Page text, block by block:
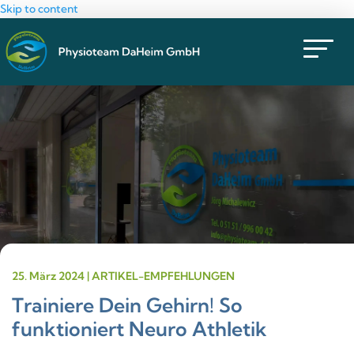
Skip to content
25. März 2024 | ARTIKEL-EMPFEHLUNGEN
Trainiere Dein Gehirn! So
funktioniert Neuro Athletik